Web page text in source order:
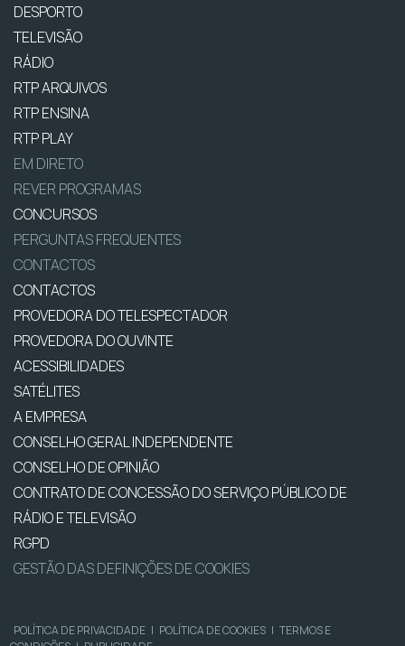
DESPORTO
TELEVISÃO
RÁDIO
RTP ARQUIVOS
RTP ENSINA
RTP PLAY
EM DIRETO
REVER PROGRAMAS
CONCURSOS
PERGUNTAS FREQUENTES
CONTACTOS
CONTACTOS
PROVEDORA DO TELESPECTADOR
PROVEDORA DO OUVINTE
ACESSIBILIDADES
SATÉLITES
A EMPRESA
CONSELHO GERAL INDEPENDENTE
CONSELHO DE OPINIÃO
CONTRATO DE CONCESSÃO DO SERVIÇO PÚBLICO DE
RÁDIO E TELEVISÃO
RGPD
GESTÃO DAS DEFINIÇÕES DE COOKIES
POLÍTICA DE PRIVACIDADE | POLÍTICA DE COOKIES | TERMOS E